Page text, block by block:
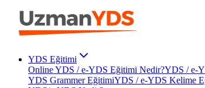
YDS Eğitimi
Online YDS / e-YDS Eğitimi Nedir?YDS / e-
YDS Grammer EğitimiYDS / e-YDS Kelime